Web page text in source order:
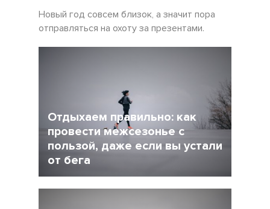
Новый год совсем близок, а значит пора
отправляться на охоту за презентами.
Отдыхаем правильно: как
провести межсезонье с
пользой, даже если вы устали
от бега